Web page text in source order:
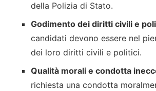
della Polizia di Stato.
Godimento dei diritti civili e
candidati devono essere nel
dei loro diritti civili e politici.
Qualità morali e condotta
richiesta una condotta